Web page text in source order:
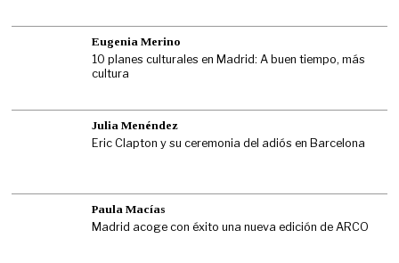
Eugenia Merino
10 planes culturales en Madrid: A buen tiempo, más
cultura
Julia Menéndez
Eric Clapton y su ceremonia del adiós en Barcelona
Paula Macías
Madrid acoge con éxito una nueva edición de ARCO